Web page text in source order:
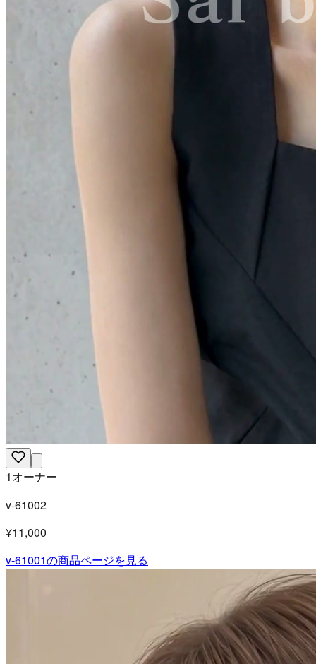
1オーナー
v-61002
¥11,000
v-61001の商品ページを見る